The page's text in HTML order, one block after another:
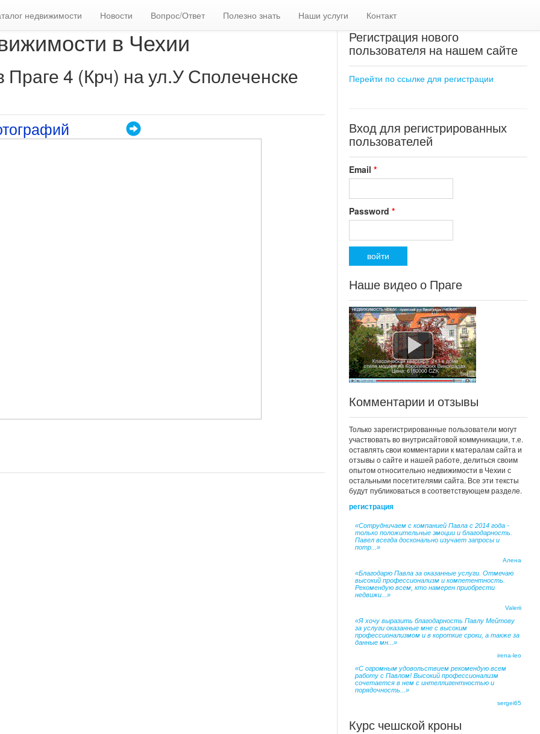
недвижимости Новости Вопрос/Ответ Полезно знать Наши услуги Контакт
в Чехии
4 (Крч) на ул.У Сполеченске
Регистрация нового
пользователя на нашем сайте
Перейти по ссылке для регистрации
Вход для регистрированных
пользователей
Email *
Password *
Наше видео о Праге
Комментарии и отзывы
Только зарегистрированные пользователи могут
участвовать во внутрисайтовой коммуникации, т.е.
оставлять свои комментарии к матералам сайта и
отзывы о сайте и нашей работе, делиться своим
опытом относительно недвижимости в Чехии с
остальными посетителями сайта. Все эти тексты
будут публиковаться в соответствующем разделе.
регистрация
«Сотрудничаем с компанией Павла с 2014 года -
только положительные эмоции и благодарность.
Павел всегда досконально изучает запросы и
потр...»
Алена
«Благодарю Павла за оказанные услуги. Отмечаю
высокий профессионализм и компетентность.
Рекомендую всем, кто намерен приобрести
недвижи...»
Valerii
«Я хочу выразить благодарность Павлу Мейтову
за услуги оказанные мне с высоким
профессионализмом и в короткие сроки, а также за
данные мн...»
irena-leo
«С огромным удовольствием рекомендую всем
работу с Павлом! Высокий профессионализм
сочетается в нем с интеллигентностью и
порядочность...»
sergei65
Курс чешской кроны